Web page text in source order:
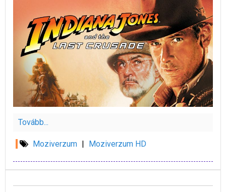
Tovább...
Moziverzum | Moziverzum HD